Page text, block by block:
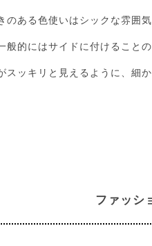
のある色使いはシックな雰囲
般的にはサイドに付けること
スッキリと見えるように、細
ファッシ